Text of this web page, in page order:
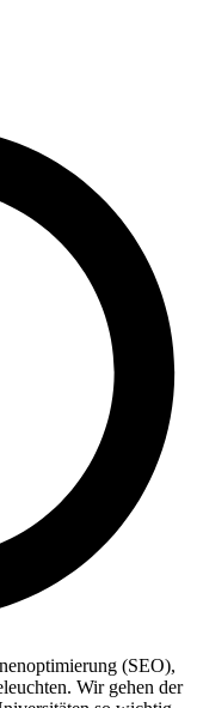
(SEO),
Wir gehen der